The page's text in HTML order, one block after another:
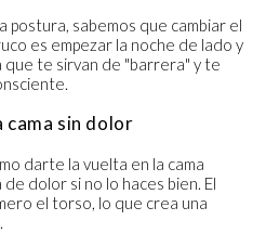
postura, sabemos que cambiar el
es empezar la noche de lado y
te sirvan de "barrera" y te
cama sin dolor
darte la vuelta en la cama
dolor si no lo haces bien. El
el torso, lo que crea una